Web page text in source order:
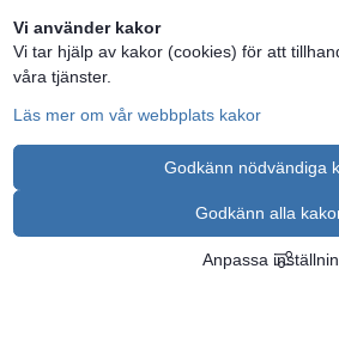
Vi använder kakor
Vi tar hjälp av kakor (cookies) för att
våra tjänster.
Läs mer om vår webbplats kakor
Godkänn nödvändiga
Godkänn alla
Anpassa